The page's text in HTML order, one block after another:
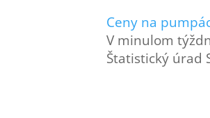
Ceny na
V minulom
Štatistický úrad